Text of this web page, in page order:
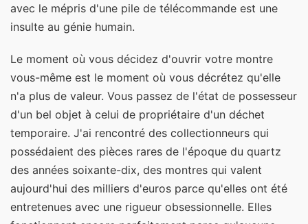
avec le mépris d'une pile de télécommande est une
insulte au génie humain.
Le moment où vous décidez d'ouvrir votre montre
vous-même est le moment où vous décrétez qu'elle
n'a plus de valeur. Vous passez de l'état de possesseur
d'un bel objet à celui de propriétaire d'un déchet
temporaire. J'ai rencontré des collectionneurs qui
possédaient des pièces rares de l'époque du quartz
des années soixante-dix, des montres qui valent
aujourd'hui des milliers d'euros parce qu'elles ont été
entretenues avec une rigueur obsessionnelle. Elles